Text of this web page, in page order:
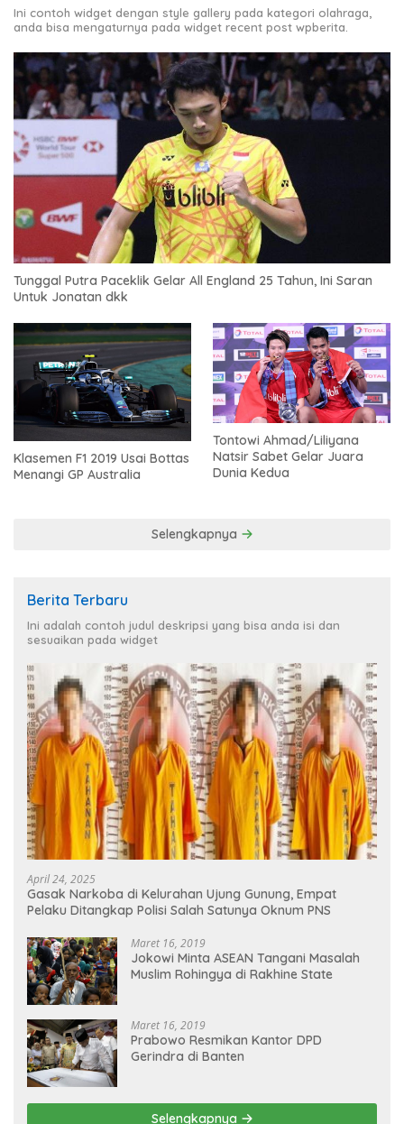
Ini contoh widget dengan style gallery pada kategori olahraga,
anda bisa mengaturnya pada widget recent post wpberita.
Tunggal Putra Paceklik Gelar All England 25 Tahun, Ini Saran
Untuk Jonatan dkk
Klasemen F1 2019 Usai Bottas
Menangi GP Australia
Tontowi Ahmad/Liliyana
Natsir Sabet Gelar Juara
Dunia Kedua
Selengkapnya
Berita Terbaru
Ini adalah contoh judul deskripsi yang bisa anda isi dan
sesuaikan pada widget
April 24, 2025
Gasak Narkoba di Kelurahan Ujung Gunung, Empat
Pelaku Ditangkap Polisi Salah Satunya Oknum PNS
Maret 16, 2019
Jokowi Minta ASEAN Tangani Masalah
Muslim Rohingya di Rakhine State
Maret 16, 2019
Prabowo Resmikan Kantor DPD
Gerindra di Banten
Selengkapnya